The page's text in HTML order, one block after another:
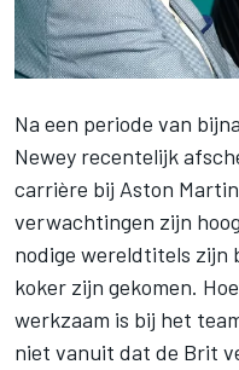
Na een periode van
Newey recentelijk
carrière bij Aston
verwachtingen zijn
nodige wereldtitels zijn
koker zijn gekomen.
werkzaam is bij het
niet vanuit dat de Brit